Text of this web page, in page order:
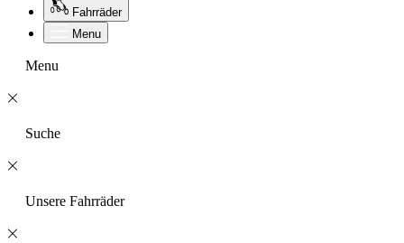
Fahrräder
Menu
Menu
Suche
Unsere Fahrräder